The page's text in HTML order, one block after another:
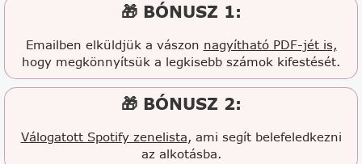
🎁 BÓNUSZ 1:
Emailben elküldjük a vászon nagyítható PDF-jét is,
hogy megkönnyítsük a legkisebb számok kifestését.
🎁 BÓNUSZ 2:
Válogatott Spotify zenelista, ami segít belefeledkezni
az alkotásba.